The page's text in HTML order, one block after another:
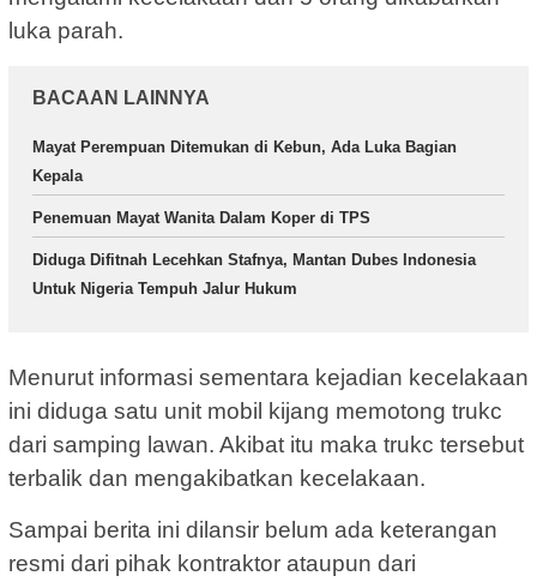
luka parah.
BACAAN LAINNYA
Mayat Perempuan Ditemukan di Kebun, Ada Luka Bagian
Kepala
Penemuan Mayat Wanita Dalam Koper di TPS
Diduga Difitnah Lecehkan Stafnya, Mantan Dubes Indonesia
Untuk Nigeria Tempuh Jalur Hukum
Menurut informasi sementara kejadian kecelakaan
ini diduga satu unit mobil kijang memotong trukc
dari samping lawan. Akibat itu maka trukc tersebut
terbalik dan mengakibatkan kecelakaan.
Sampai berita ini dilansir belum ada keterangan
resmi dari pihak kontraktor ataupun dari